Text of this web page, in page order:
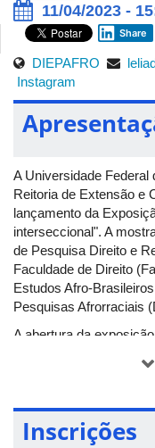
11/04/2023 -
Share
DIEPAFRO
Instagram
A Universidade Federal
Reitoria de Extensão e
lançamento da
interseccional". A
de Pesquisa Direito e
Faculdade de Direito
Estudos Afro-
Pesquisas Afrorraciais
A abertura da
Santa Mônica. Ela
O projeto tem como
Gonzales, uma
Inscrições